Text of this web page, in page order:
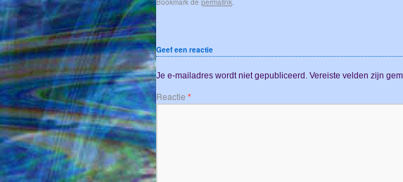
Bookmark de permalink.
Geef een reactie
Je e-mailadres wordt niet gepubliceerd. Vereiste velden zijn
Reactie *